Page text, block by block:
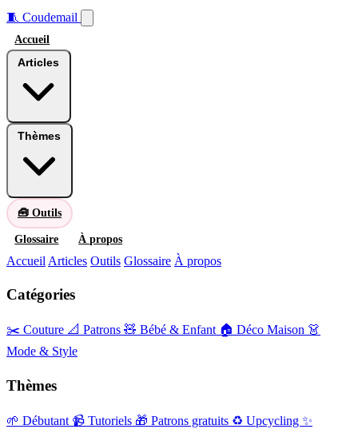
🧵 Coudemail
Accueil
🧰 Outils
Glossaire À propos
Accueil Articles Outils Glossaire À propos
Catégories
✂️ Couture 📐 Patrons 🧸 Bébé & Enfant 🏠 Déco Maison 👗
Mode & Style
Thèmes
🌱 Débutant 📹 Tutoriels 🎁 Patrons gratuits ♻️ Upcycling ✨